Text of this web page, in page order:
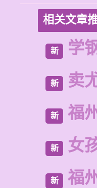
相关文章
新 学
新 卖
新 福
新 女
新 福